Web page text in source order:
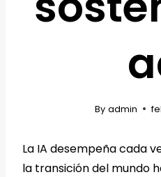
By admin
La IA desempeña cada
la transición del mundo